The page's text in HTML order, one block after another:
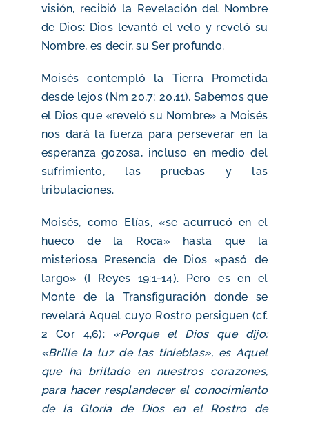
visión, recibió la Revelación del Nombre
de Dios: Dios levantó el velo y reveló su
Nombre, es decir, su Ser profundo.
Moisés contempló la Tierra Prometida
desde lejos (Nm 20,7; 20,11). Sabemos que
el Dios que «reveló su Nombre» a Moisés
nos dará la fuerza para perseverar en la
esperanza gozosa, incluso en medio del
sufrimiento, las pruebas y las
tribulaciones.
Moisés, como Elías, «se acurrucó en el
hueco de la Roca» hasta que la
misteriosa Presencia de Dios «pasó de
largo» (I Reyes 19:1-14). Pero es en el
Monte de la Transfiguración donde se
revelará Aquel cuyo Rostro persiguen (cf.
2 Cor 4,6): «Porque el Dios que dijo:
«Brille la luz de las tinieblas», es Aquel
que ha brillado en nuestros corazones,
para hacer resplandecer el conocimiento
de la Gloria de Dios en el Rostro de